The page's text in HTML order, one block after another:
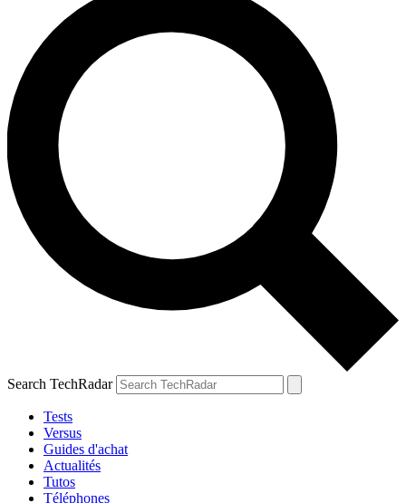
Search TechRadar
Tests
Versus
Guides d'achat
Actualités
Tutos
Téléphones